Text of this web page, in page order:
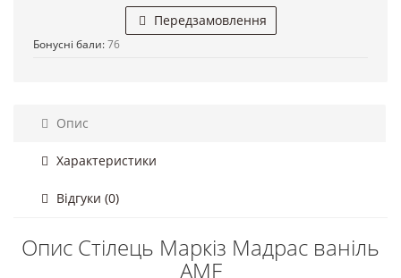
Передзамовлення
Бонусні бали:76
Опис
Характеристики
Відгуки (0)
Опис Стілець Маркіз Мадрас ваніль
AMF